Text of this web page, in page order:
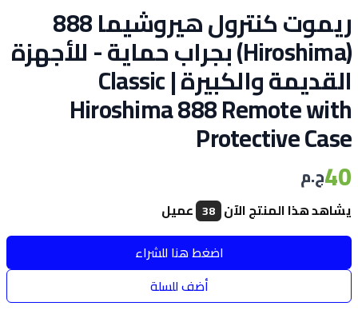
ريموت كنترول هيروشيما 888
(Hiroshima) بجراب حماية - للأجهزة
القديمة والكبيرة | Classic
Hiroshima 888 Remote with
Protective Case
40ج.م
يشاهد هذا المنتج الآن 38 عميل
اضغط هنا للشراء
أضف للسلة